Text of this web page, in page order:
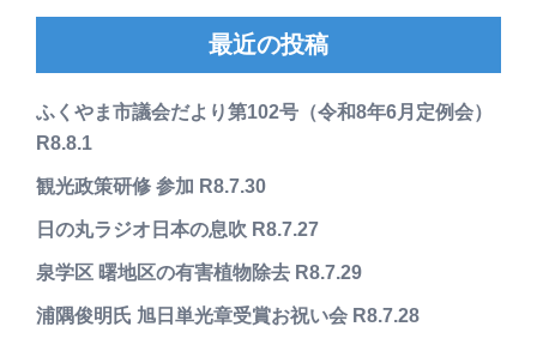
最近の投稿
ふくやま市議会だより第102号（令和8年6月定例会）
R8.8.1
観光政策研修 参加 R8.7.30
日の丸ラジオ日本の息吹 R8.7.27
泉学区 曙地区の有害植物除去 R8.7.29
浦隅俊明氏 旭日単光章受賞お祝い会 R8.7.28